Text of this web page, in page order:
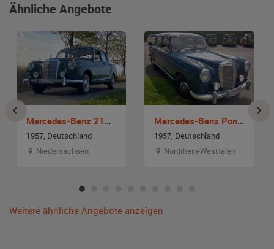
Ähnliche Angebote
Mercedes-Benz 219 Ponton W 105
1957, Deutschland
Niedersachsen
Mercedes-Benz Ponton 219
1957, Deutschland
Nordrhein-Westfalen
Weitere ähnliche Angebote anzeigen